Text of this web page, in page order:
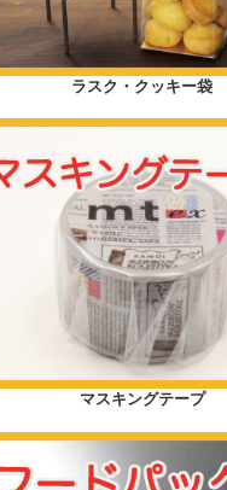
ラスク・クッキー袋
マスキングテープ